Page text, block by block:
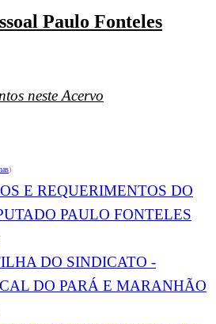
Paulo Fonteles
neste Acervo
)
E REQUERIMENTOS DO
PAULO FONTELES
DO SINDICATO -
DO PARÁ E MARANHÃO